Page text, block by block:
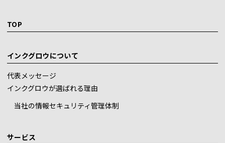
TOP
インクグロウについて
代表メッセージ
インクグロウが選ばれる理由
当社の情報セキュリティ管理体制
サービス